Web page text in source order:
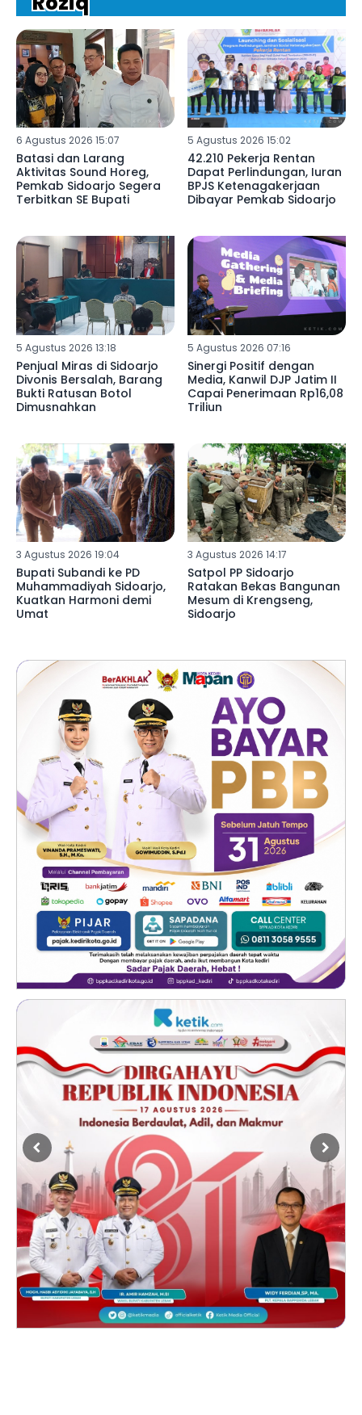
6 Agustus 2026 15:07
Batasi dan Larang
Aktivitas Sound Horeg,
Pemkab Sidoarjo Segera
Terbitkan SE Bupati
5 Agustus 2026 15:02
42.210 Pekerja Rentan
Dapat Perlindungan, Iuran
BPJS Ketenagakerjaan
Dibayar Pemkab Sidoarjo
5 Agustus 2026 13:18
Penjual Miras di Sidoarjo
Divonis Bersalah, Barang
Bukti Ratusan Botol
Dimusnahkan
5 Agustus 2026 07:16
Sinergi Positif dengan
Media, Kanwil DJP Jatim II
Capai Penerimaan Rp16,08
Triliun
3 Agustus 2026 19:04
Bupati Subandi ke PD
Muhammadiyah Sidoarjo,
Kuatkan Harmoni demi
Umat
3 Agustus 2026 14:17
Satpol PP Sidoarjo
Ratakan Bekas Bangunan
Mesum di Krengseng,
Sidoarjo